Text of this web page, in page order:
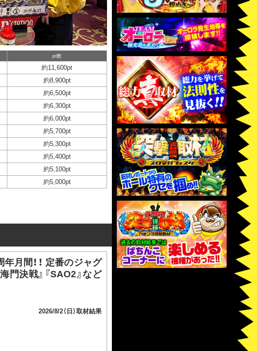
pt数
約11,600pt
約8,900pt
約6,500pt
約6,300pt
約6,000pt
約5,700pt
約5,300pt
約5,400pt
約5,100pt
約5,000pt
月間！！ 定番のジャグ
門決戦』『SAO2』など
2026/8/2（日）